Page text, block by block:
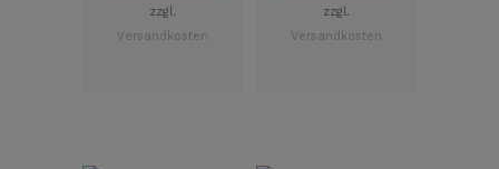
zzgl.
Versandkosten
zzgl.
Versandkosten